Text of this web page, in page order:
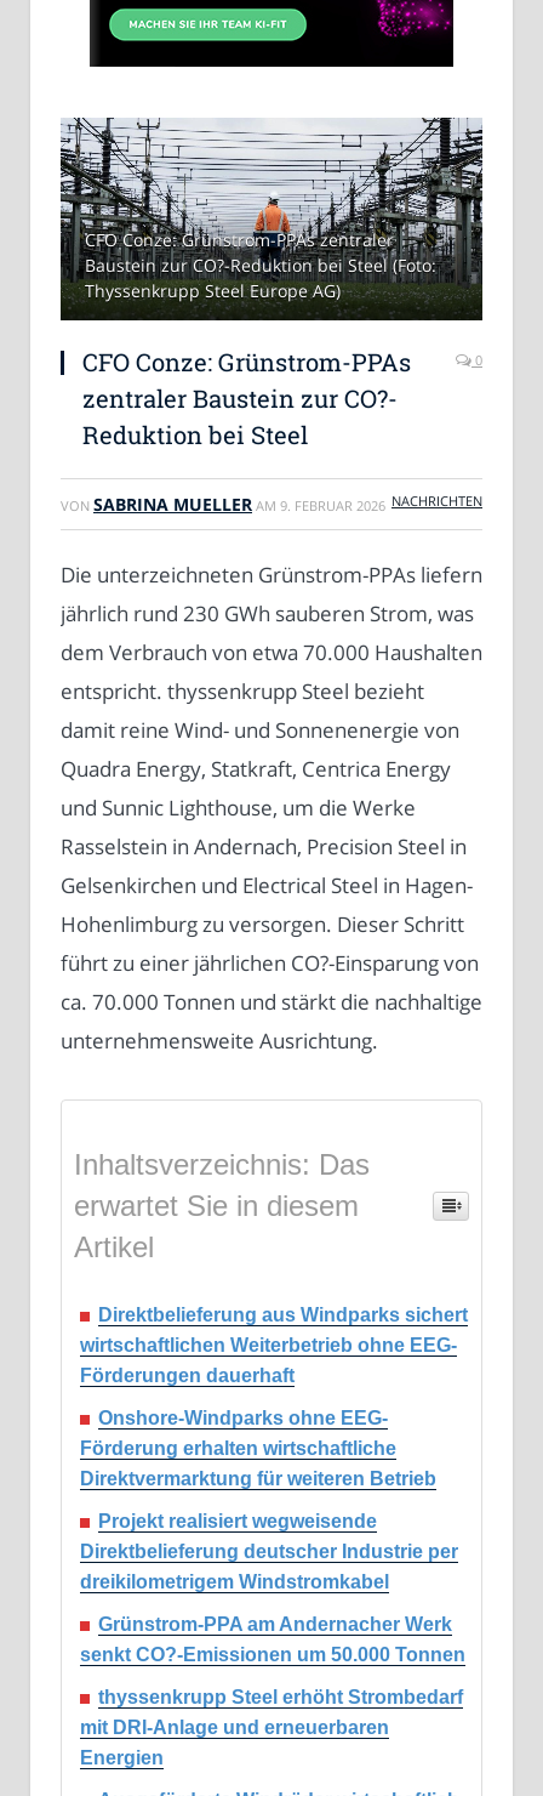
CFO Conze: Grünstrom-PPAs zentraler
Baustein zur CO?-Reduktion bei Steel (Foto:
Thyssenkrupp Steel Europe AG)
CFO Conze: Grünstrom-PPAs
zentraler Baustein zur CO?-
Reduktion bei Steel
0
VON SABRINA MUELLER AM 9. FEBRUAR 2026 NACHRICHTEN
Die unterzeichneten Grünstrom-PPAs liefern
jährlich rund 230 GWh sauberen Strom, was
dem Verbrauch von etwa 70.000 Haushalten
entspricht. thyssenkrupp Steel bezieht
damit reine Wind- und Sonnenenergie von
Quadra Energy, Statkraft, Centrica Energy
und Sunnic Lighthouse, um die Werke
Rasselstein in Andernach, Precision Steel in
Gelsenkirchen und Electrical Steel in Hagen-
Hohenlimburg zu versorgen. Dieser Schritt
führt zu einer jährlichen CO?-Einsparung von
ca. 70.000 Tonnen und stärkt die nachhaltige
unternehmensweite Ausrichtung.
Inhaltsverzeichnis: Das
erwartet Sie in diesem
Artikel
Direktbelieferung aus Windparks sichert
wirtschaftlichen Weiterbetrieb ohne EEG-
Förderungen dauerhaft
Onshore-Windparks ohne EEG-
Förderung erhalten wirtschaftliche
Direktvermarktung für weiteren Betrieb
Projekt realisiert wegweisende
Direktbelieferung deutscher Industrie per
dreikilometrigem Windstromkabel
Grünstrom-PPA am Andernacher Werk
senkt CO?-Emissionen um 50.000 Tonnen
thyssenkrupp Steel erhöht Strombedarf
mit DRI-Anlage und erneuerbaren
Energien